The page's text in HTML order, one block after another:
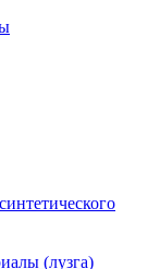
(лузга)